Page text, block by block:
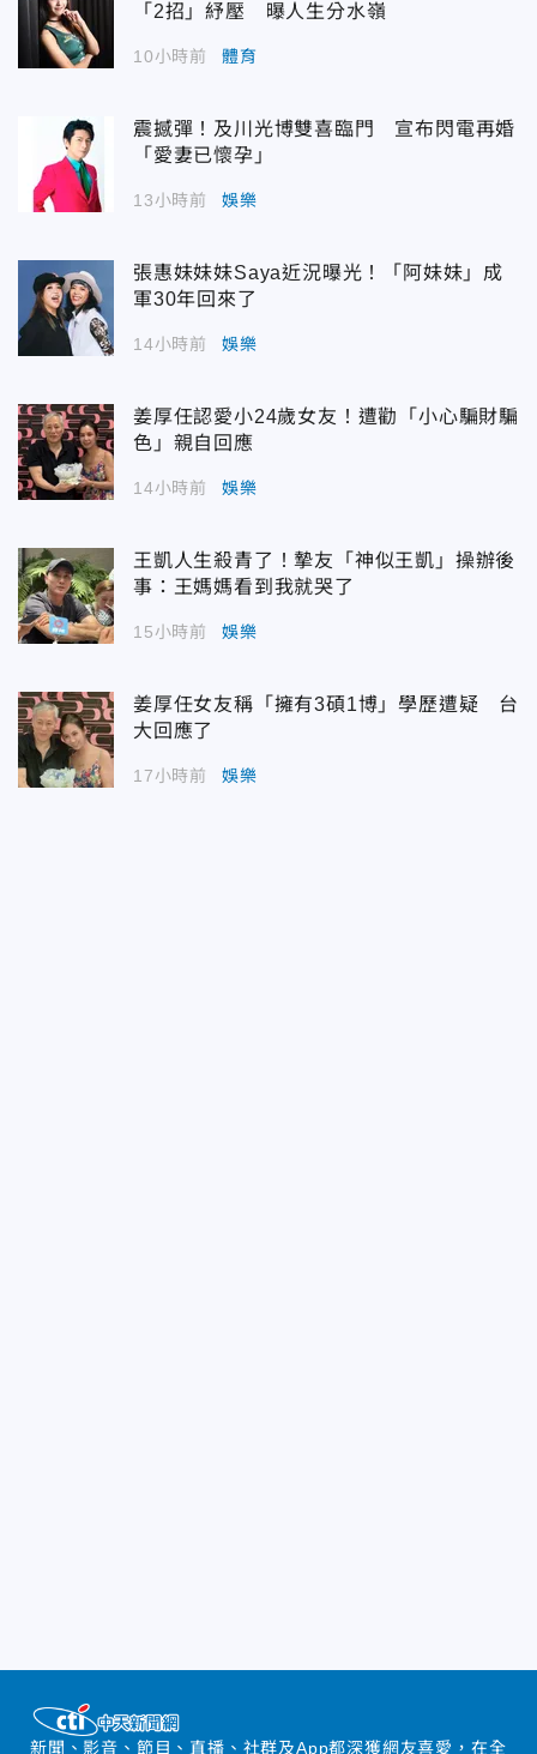
「2招」紓壓 曝人生分水嶺
10小時前 體育
震撼彈！及川光博雙喜臨門 宣布閃電再婚
「愛妻已懷孕」
13小時前 娛樂
張惠妹妹妹Saya近況曝光！「阿妹妹」成
軍30年回來了
14小時前 娛樂
姜厚任認愛小24歲女友！遭勸「小心騙財騙
色」親自回應
14小時前 娛樂
王凱人生殺青了！摯友「神似王凱」操辦後
事：王媽媽看到我就哭了
15小時前 娛樂
姜厚任女友稱「擁有3碩1博」學歷遭疑 台
大回應了
17小時前 娛樂
新聞、影音、節目、直播、社群及App都深獲網友喜愛，在全